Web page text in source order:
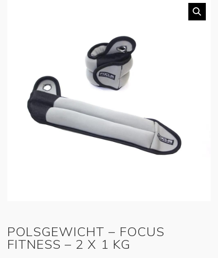
POLSGEWICHT – FOCUS
FITNESS – 2 X 1 KG